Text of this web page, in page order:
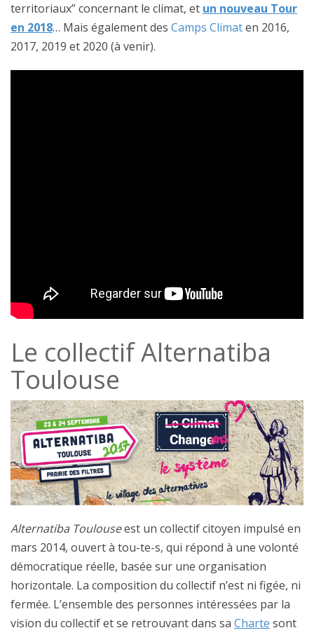
territoriaux” concernant le climat, et un nouveau Tour
en 2018… Mais également des Camps Climaten 2016,
2017, 2019 et 2020 (à venir).
Le collectif Alternatiba
Toulouse
Alternatiba Toulouseest un collectif citoyen impulsé en
mars 2014, ouvert à tou-te-s, qui répond à une volonté
démocratique réelle, basée sur une organisation
horizontale. La composition du collectif n’est ni figée, ni
fermée. L’ensemble des personnes intéressées par la
vision du collectif et se retrouvant dans sa Charte sont